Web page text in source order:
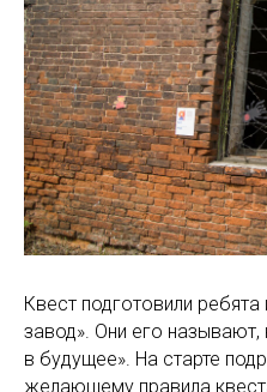
Квест подготовили
завод». Они его называют,
в будущее». На старте
желающему правила